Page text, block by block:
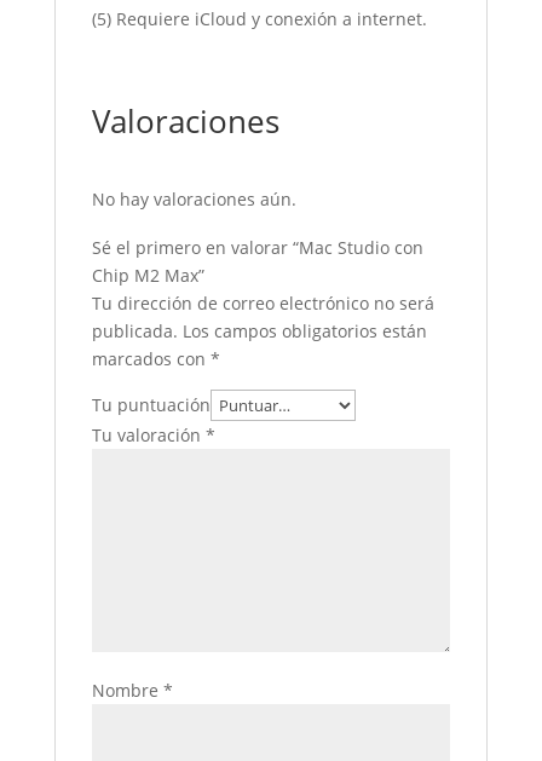
(5) Requiere iCloud y conexión a internet.
Valoraciones
No hay valoraciones aún.
Sé el primero en valorar “Mac Studio con
Chip M2 Max”
Tu dirección de correo electrónico no será
publicada. Los campos obligatorios están
marcados con *
Tu puntuación
Tu valoración *
Nombre *